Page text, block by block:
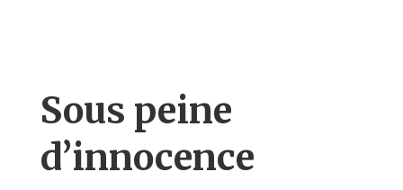
Sous peine
d’innocence